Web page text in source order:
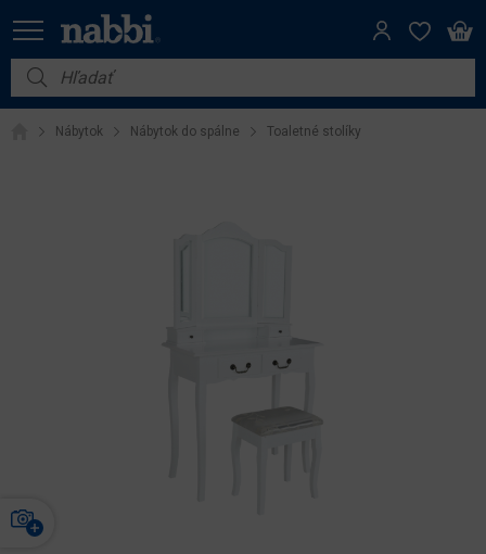
Nábytok
Vybavenie do domácnosti
Nábytok Nábytok do spálne Toaletné stolíky